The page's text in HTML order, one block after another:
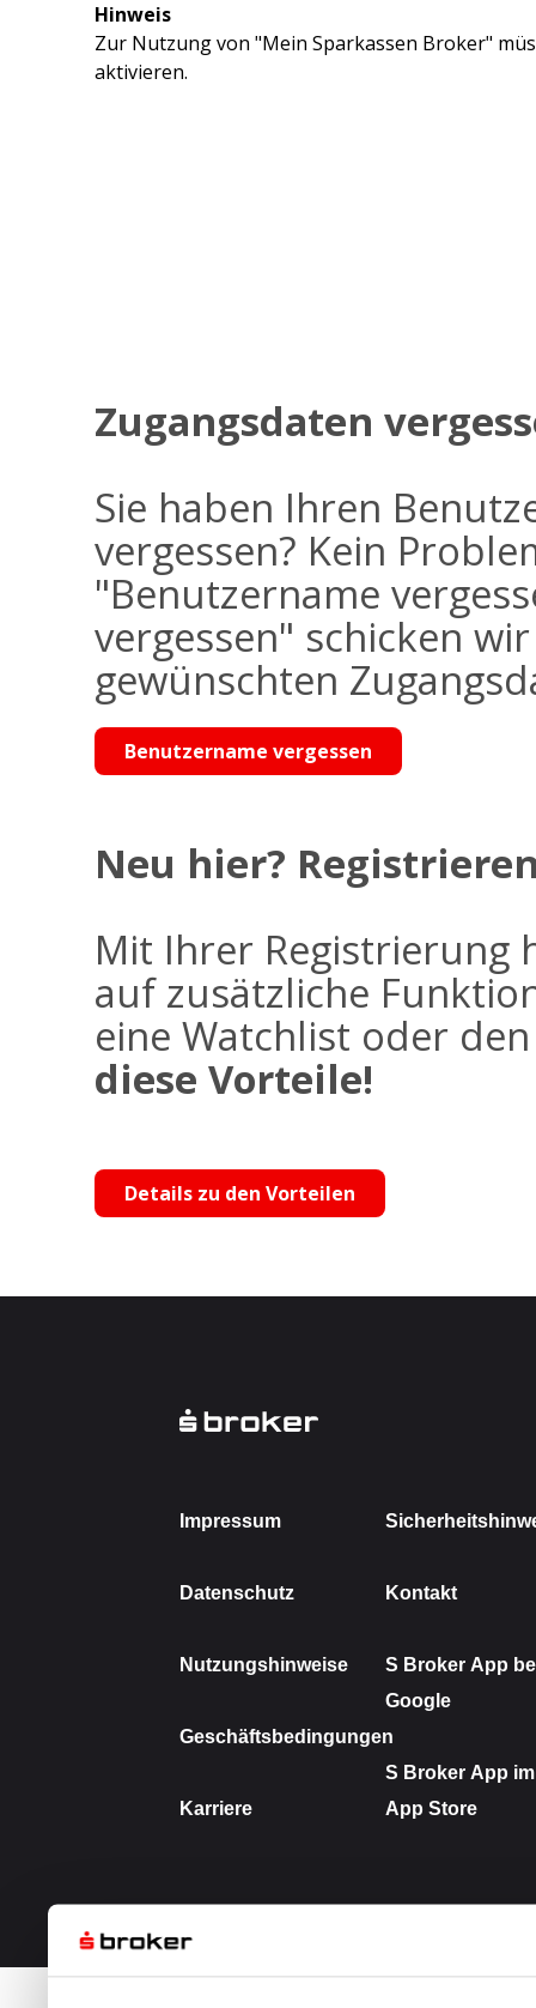
Hinweis
Zur Nutzung von "Mein Sparkassen Broker"
aktivieren.
Zugangsdaten
Sie haben Ihren
vergessen? Kein
"Benutzername
vergessen" schicken
gewünschten
Benutzername vergessen
Neu hier?
Mit Ihrer Registrierung
auf zusätzliche
eine Watchlist oder
diese Vorteile!
Details zu den Vorteilen